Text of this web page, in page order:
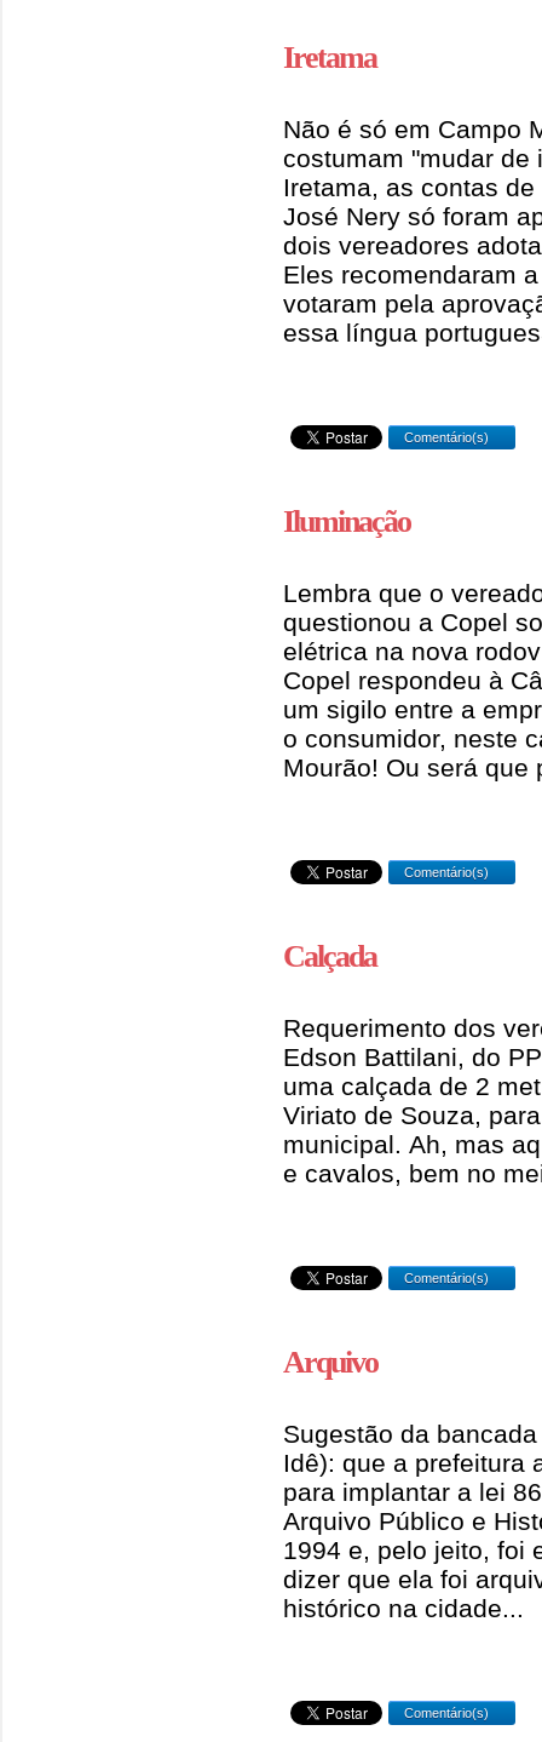
Iretama
Não é só em Campo
costumam "mudar de
Iretama, as contas
José Nery só foram
dois vereadores
Eles recomendaram
votaram pela
essa língua
Comentário(s)
Iluminação
Lembra que o
questionou a Copel
elétrica na nova
Copel respondeu à
um sigilo entre a
o consumidor, neste
Mourão! Ou será que
Comentário(s)
Calçada
Requerimento dos
Edson Battilani, do
uma calçada de 2
Viriato de Souza,
municipal. Ah, mas
e cavalos, bem no
Comentário(s)
Arquivo
Sugestão da
Idê): que a prefeitura
para implantar a lei
Arquivo Público e
1994 e, pelo jeito, foi
dizer que ela foi
histórico na cidade...
Comentário(s)